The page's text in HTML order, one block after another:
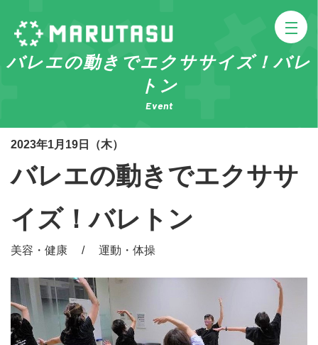
バレエの動きでエクササイズ！バレ
トン
Event
2023年1月19日（木）
バレエの動きでエクササ
イズ！バレトン
美容・健康 / 運動・体操